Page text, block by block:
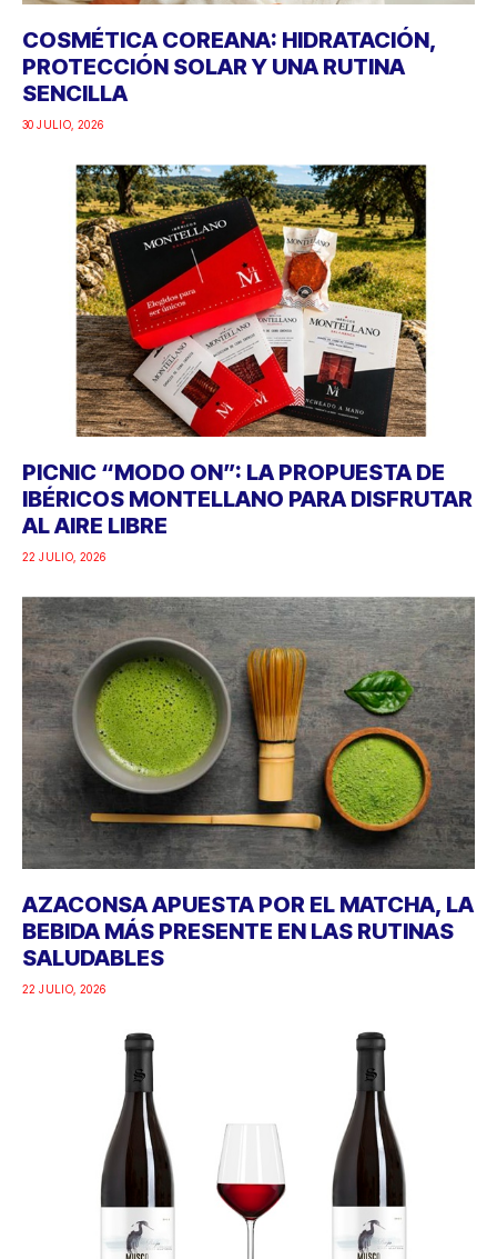
COSMÉTICA COREANA: HIDRATACIÓN,
PROTECCIÓN SOLAR Y UNA RUTINA
SENCILLA
30 JULIO, 2026
PICNIC “MODO ON”: LA PROPUESTA DE
IBÉRICOS MONTELLANO PARA DISFRUTAR
AL AIRE LIBRE
22 JULIO, 2026
AZACONSA APUESTA POR EL MATCHA, LA
BEBIDA MÁS PRESENTE EN LAS RUTINAS
SALUDABLES
22 JULIO, 2026